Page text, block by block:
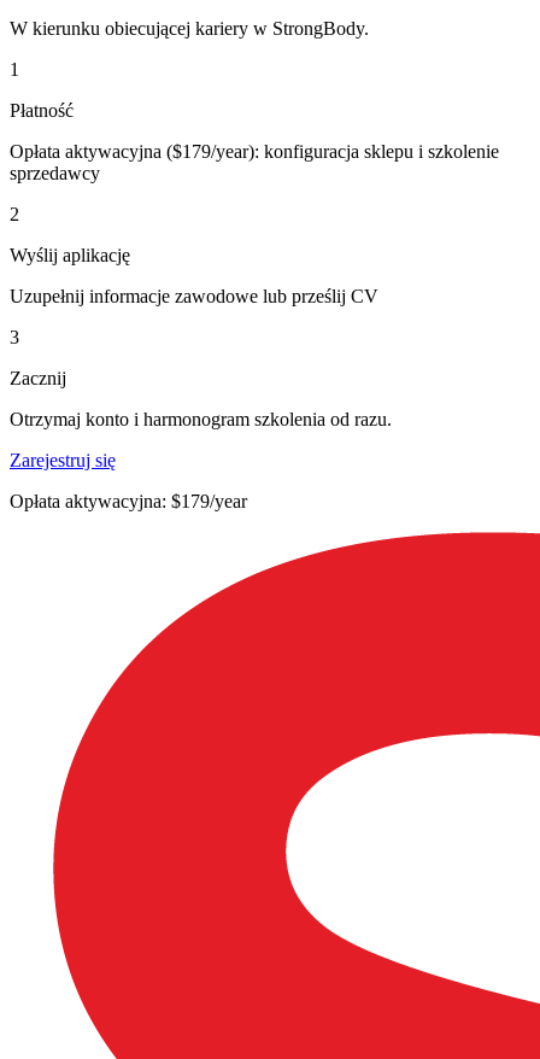
W kierunku obiecującej kariery w StrongBody.
1
Płatność
Opłata aktywacyjna ($179/year): konfiguracja sklepu i szkolenie
sprzedawcy
2
Wyślij aplikację
Uzupełnij informacje zawodowe lub prześlij CV
3
Zacznij
Otrzymaj konto i harmonogram szkolenia od razu.
Zarejestruj się
Opłata aktywacyjna: $179/year